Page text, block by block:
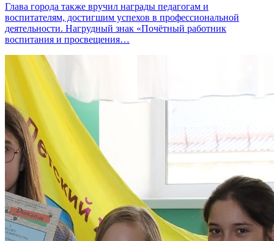
Глава города также вручил награды педагогам и
воспитателям, достигшим успехов в профессиональной
деятельности. Нагрудный знак «Почётный работник
воспитания и просвещения…